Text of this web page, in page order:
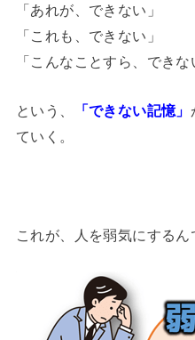
「あれが、できない」
「これも、できない」
「こんなことすら、できな
という、 「できない記憶」
ていく。
これが、人を弱気にするん